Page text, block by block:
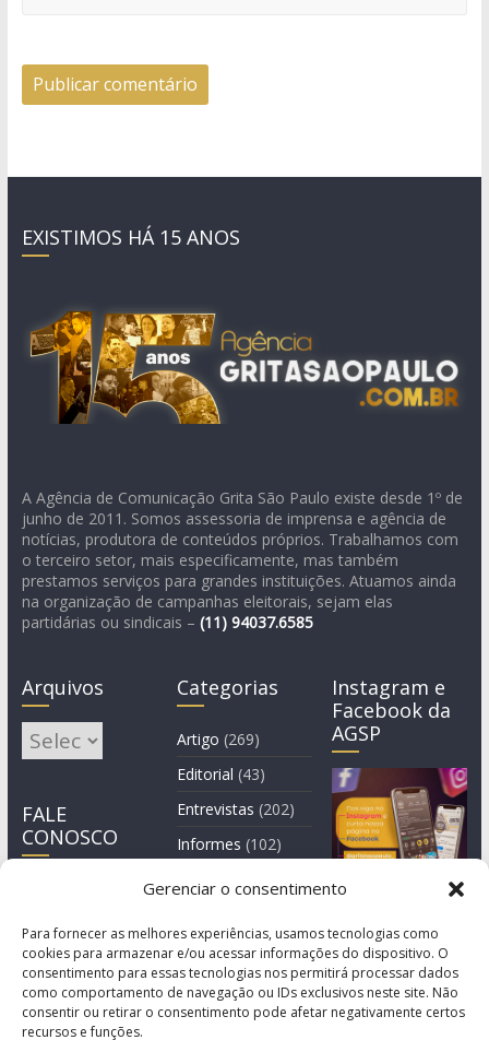
Gerenciar o consentimento
Para fornecer as melhores experiências, usamos tecnologias como
cookies para armazenar e/ou acessar informações do dispositivo. O
consentimento para essas tecnologias nos permitirá processar dados
como comportamento de navegação ou IDs exclusivos neste site. Não
consentir ou retirar o consentimento pode afetar negativamente certos
recursos e funções.
EXISTIMOS HÁ 15 ANOS
A Agência de Comunicação Grita São Paulo existe desde 1º de
junho de 2011. Somos assessoria de imprensa e agência de
notícias, produtora de conteúdos próprios. Trabalhamos com
o terceiro setor, mais especificamente, mas também
prestamos serviços para grandes instituições. Atuamos ainda
na organização de campanhas eleitorais, sejam elas
partidárias ou sindicais – (11) 94037.6585
Arquivos
Arquivos
FALE
CONOSCO
Categorias
Artigo (269)
Editorial (43)
Entrevistas (202)
Informes (102)
Manchete
Instagram e
Facebook da
AGSP